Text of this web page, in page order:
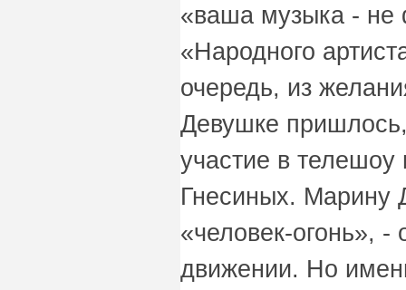
«ваша музыка - не
«Народного
очередь, из
Девушке
участие в
Гнесиных. Марину
«человек-огонь»,
движении. Но